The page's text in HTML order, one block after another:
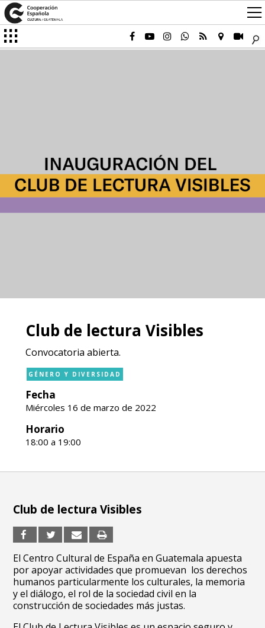
Club de lectura Visibles
Convocatoria abierta.
GÉNERO Y DIVERSIDAD
Fecha
Miércoles 16 de marzo de 2022
Horario
18:00 a 19:00
Club de lectura Visibles
El Centro Cultural de España en Guatemala apuesta
por apoyar actividades que promuevan los ​​derechos
humanos particularmente los culturales, la memoria
y el diálogo, el rol de la sociedad civil en la
construcción de sociedades más justas.